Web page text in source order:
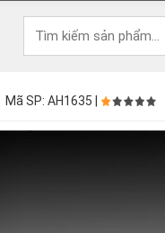
Mã SP: AH1635 |